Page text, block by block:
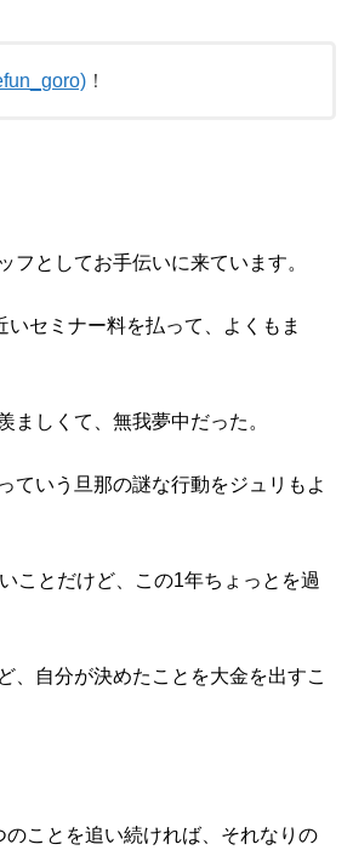
！
としてお手伝いに来ています。
セミナー料を払って、よくもま
しくて、無我夢中だった。
ていう旦那の謎な行動をジュリもよ
ことだけど、この1年ちょっとを過
、自分が決めたことを大金を出すこ
ことを追い続ければ、それなりの